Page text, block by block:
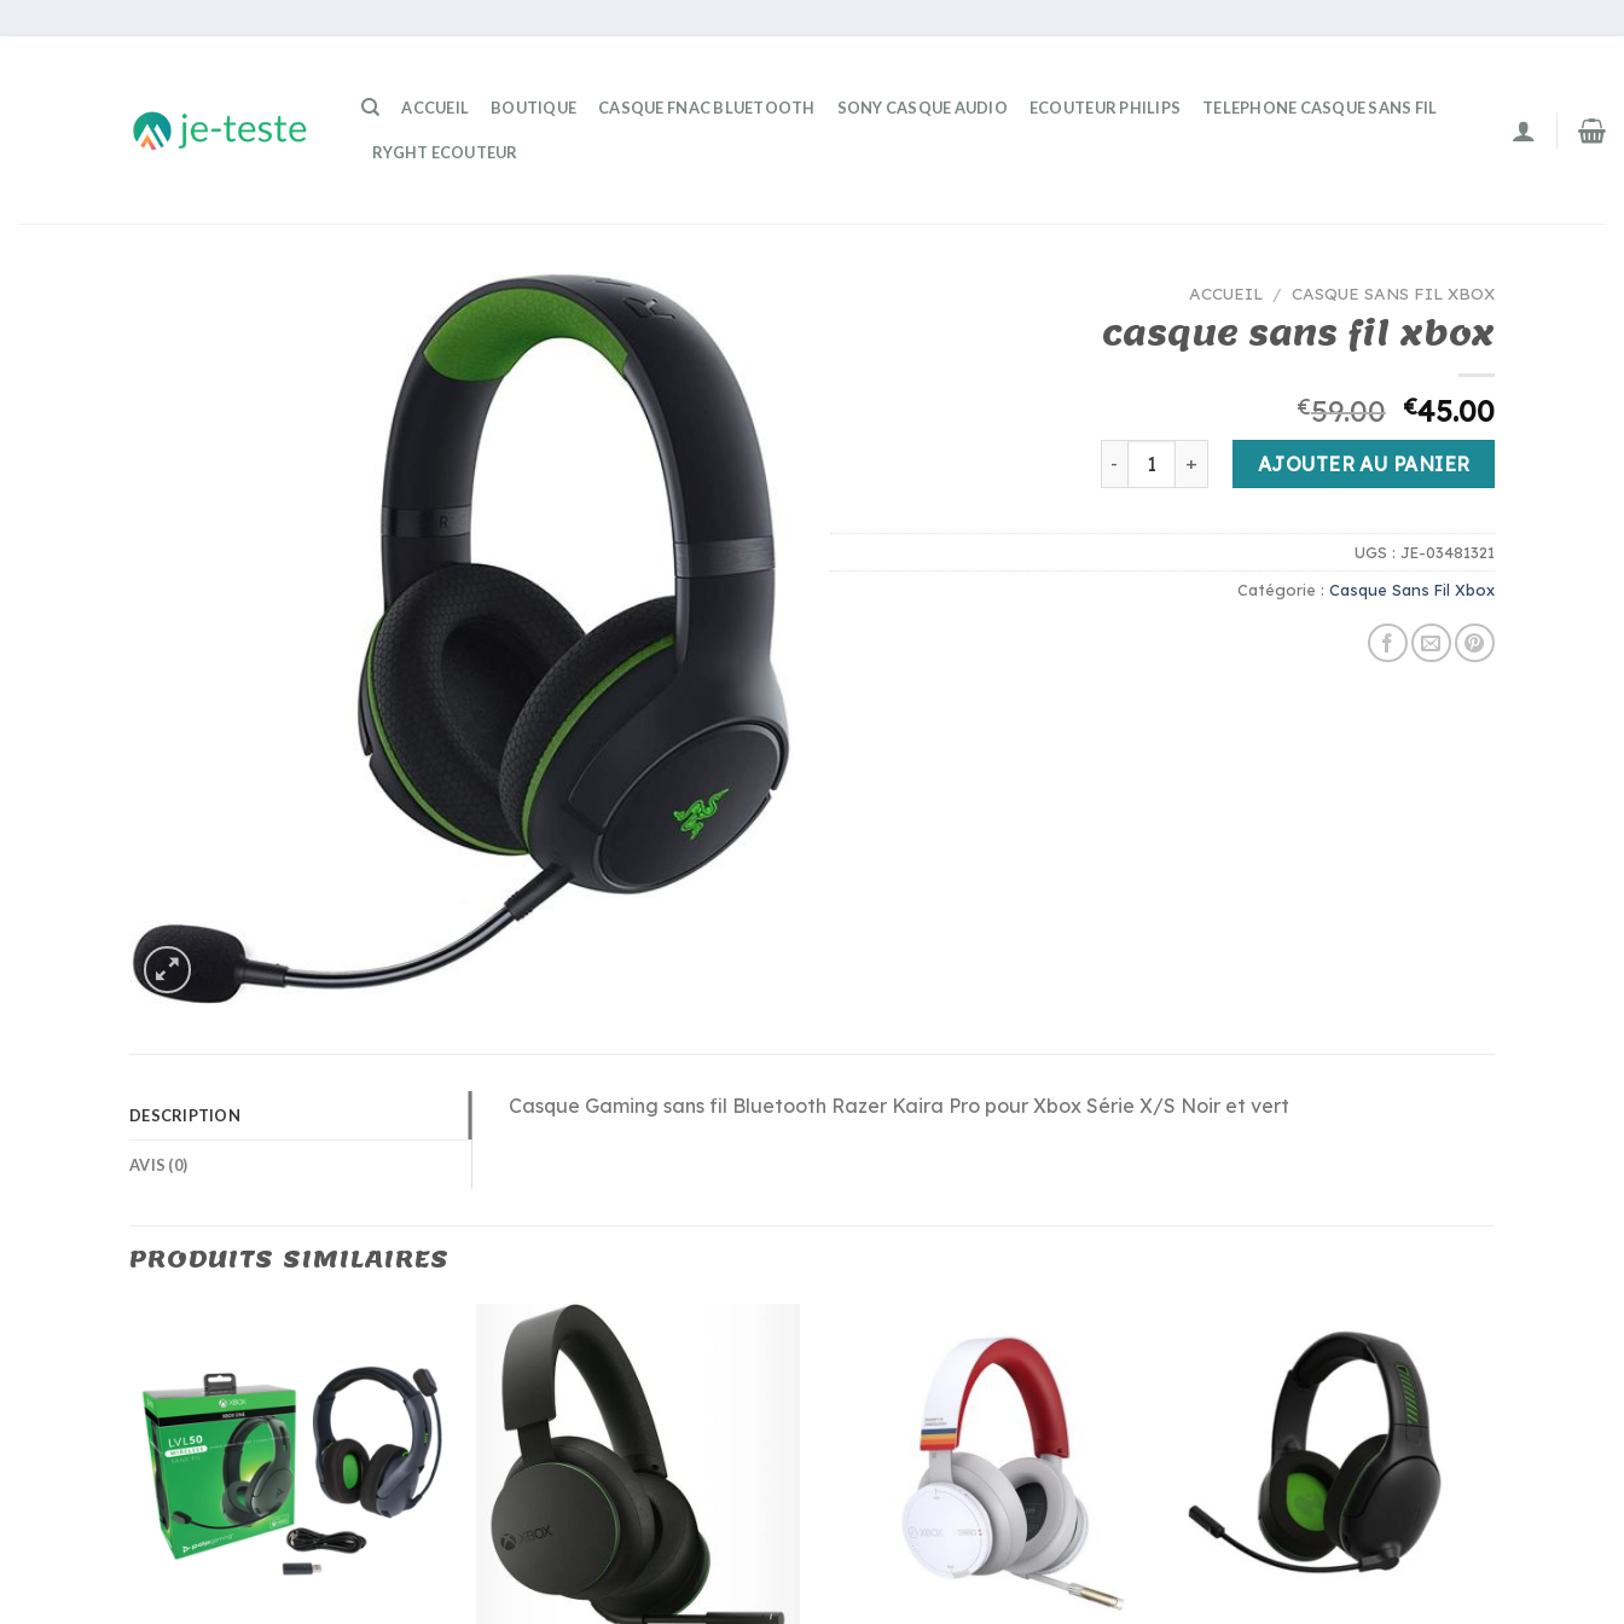
ACCUEIL BOUTIQUE CASQUE FNAC BLUETOOTH SONY CASQUE AUDIO ECOUTEUR PHILIPS TELEPHONE CASQUE SANS FIL
RYGHT ECOUTEUR
ACCUEIL / CASQUE SANS FIL XBOX
casque sans fil xbox
€59.00 €45.00
quantité de casque sans fil xbox
AJOUTER AU PANIER
UGS : JE-03481321
Catégorie : Casque Sans Fil Xbox
DESCRIPTION
AVIS (0)
Casque Gaming sans fil Bluetooth Razer Kaira Pro pour Xbox Série X/S Noir et vert
PRODUITS SIMILAIRES